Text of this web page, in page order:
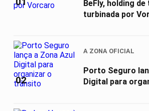
BeFly, holding
turbinada por
02
A ZONA OFICIAL
Porto Seguro
Digital para